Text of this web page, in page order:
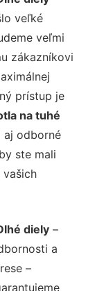
veľké
veľmi
zákazníkovi
prístup je
na tuhé
aj odborné
ste mali
diely –
a
–